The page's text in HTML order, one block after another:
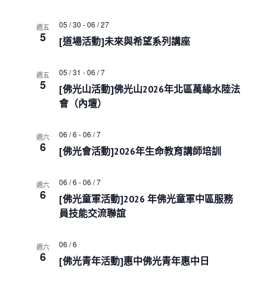
n
d
w
s
v
i
t
週五
5 [道場活動]未來與希望系列講座
05 / 30 -06 / 27
週五
5
[佛光山活動]佛光山2026年北區萬緣水陸法
會（內壇）
05 / 31 -06 / 7
週六
6 [佛光會活動]2026年生命教育講師培訓
06 / 6 -06 / 7
週六
6
[佛光童軍活動]2026 年佛光童軍中區服務
員技能交流聯誼
06 / 6 -06 / 7
週六
6 [佛光青年活動]惠中佛光青年惠中日
06 / 6